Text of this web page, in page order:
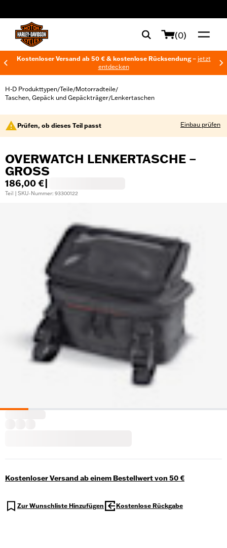
(0)
Kostenloser Versand ab 50 € & kostenlose Rücksendung – jetzt
entdecken
H-D Produkttypen/Teile/Motorradteile/
Taschen, Gepäck und Gepäckträger/Lenkertaschen
Prüfen, ob dieses Teil passt Einbau prüfen
OVERWATCH LENKERTASCHE –
GROSS
186,00 €
Teil | SKU-Nummer: 93300122
Kostenloser Versand ab einem Bestellwert von 50 €
Zur Wunschliste Hinzufügen Kostenlose Rückgabe